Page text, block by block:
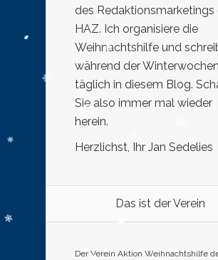
des Redaktionsmarketings
HAZ. Ich organisiere die
Weihnachtshilfe und
während der Winterwochen
täglich in diesem Blog.
Sie also immer mal wieder
herein.
Herzlichst, Ihr Jan Sedelies
Das ist der Verein
Der Verein Aktion Weihnachtshilfe